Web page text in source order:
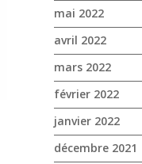
mai 2022
avril 2022
mars 2022
février 2022
janvier 2022
décembre 2021